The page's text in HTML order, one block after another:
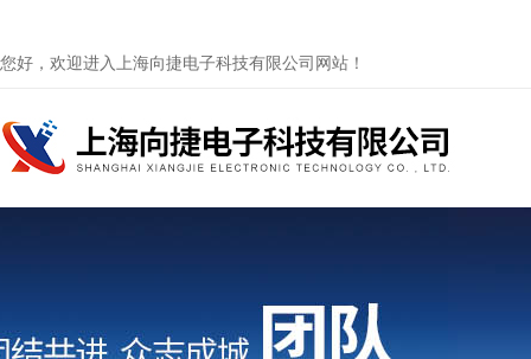
您好，欢迎进入上海向捷电子科技有限公司网站！